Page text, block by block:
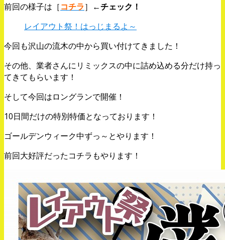
前回の様子は［コチラ］←チェック！
レイアウト祭！はっじまるよ～
今回も沢山の流木の中から買い付けてきました！
その他、業者さんにリミックスの中に詰め込める分だけ持っ
てきてもらいます！
そして今回はロングランで開催！
10日間だけの特別特価となっております！
ゴールデンウィーク中ずっ～とやります！
前回大好評だったコチラもやります！